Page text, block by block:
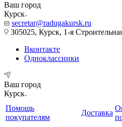
Ваш город
Курск
secretar@radugakursk.ru
305025, Курск, 1-я
Вконтакте
Одноклассники
Ваш город
Курск
Помощь
покупателям
Доставка